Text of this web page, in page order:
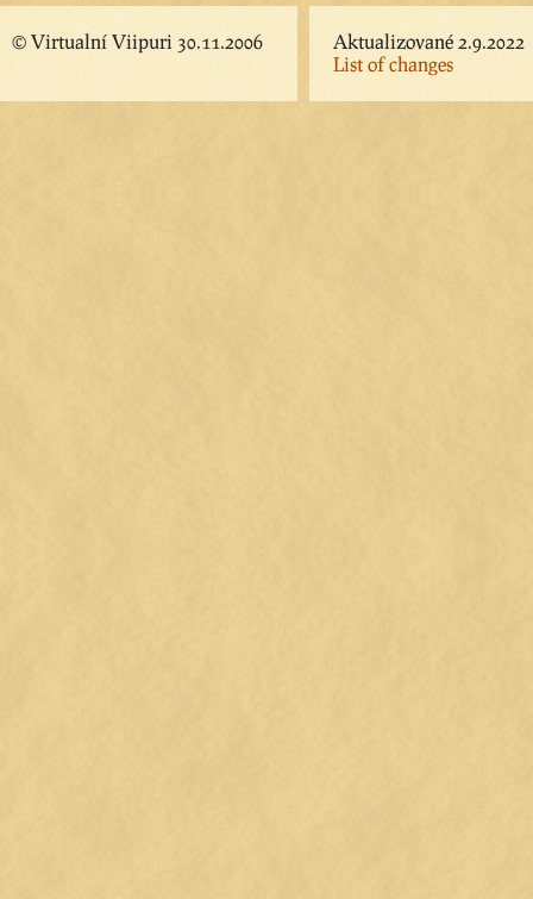
© Virtualní Viipuri 30.11.2006
Aktualizované 2.9.2022
List of changes